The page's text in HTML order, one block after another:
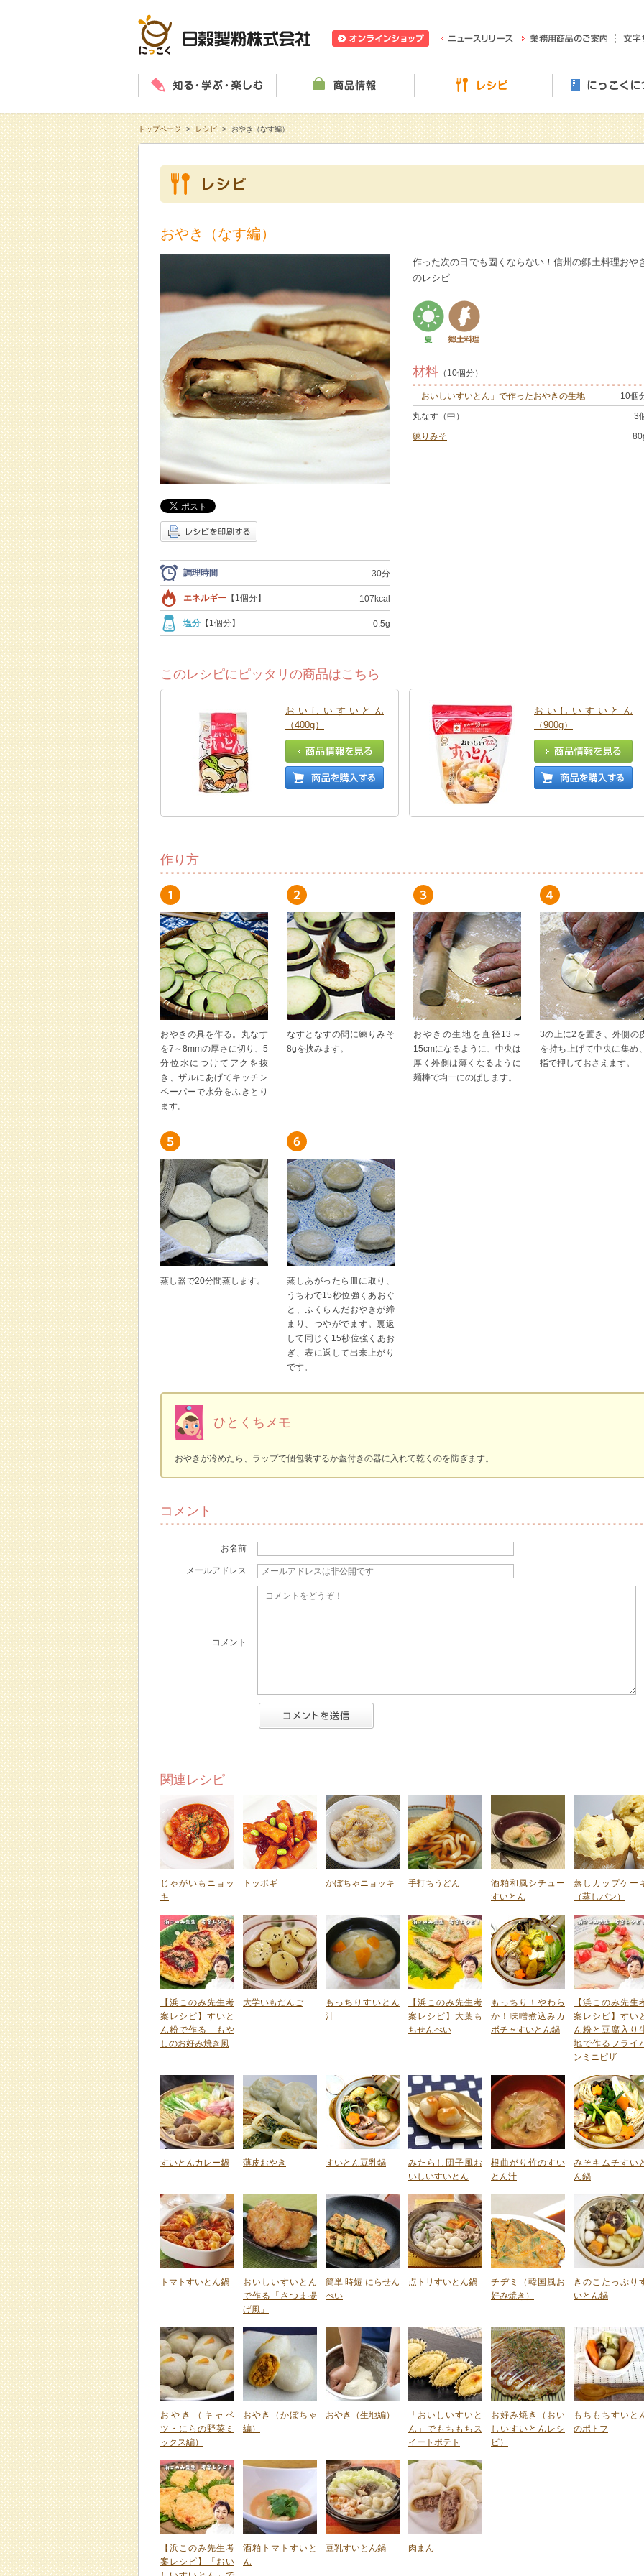
ニュースリリース
業務用
知る・学ぶ・楽しむ レシピ
トップページ > レシピ > おやき（なす編）
おやき（なす編）
調理時間 30分
エネルギー 【1個分】 107kcal
塩分 【1個分】 0.5g
作った次の日でも固くならない！信州の郷土料理おや
のレシピ
材料 （10個分）
「おいしいすいとん」で作ったおやきの生地
10個
丸なす（中）
3
練りみそ
このレシピにピッタリの商品はこちら
おいしいすいとん
（400g）
おいしいすいとん
（900g）
作り方
おやきの具を作る。丸なす
を7～8mmの厚さに切り、5
分位水につけてアクを抜
き、ザルにあげてキッチン
ペーパーで水分をふきとり
ます。
なすとなすの間に練りみそ
8gを挟みます。
おやきの生地を直径13～
15cmになるように、中央は
厚く外側は薄くなるように
麺棒で均一にのばします。
3の上に2を置き、外側の
を持ち上げて中央に集め
指で押しておさえます。
蒸し器で20分間蒸します。
蒸しあがったら皿に取り、
うちわで15秒位強くあおぐ
と、ふくらんだおやきが締
まり、つやがでます。裏返
して同じく15秒位強くあお
ぎ、表に返して出来上がり
です。
ひとくちメモ
おやきが冷めたら、ラップで個包装するか蓋付きの器に入れて乾くのを防ぎます。
コメント
お名前
メールアドレス
コメント
関連レシピ
じゃがいもニョッ
キ
トッポギ かぼちゃニョッキ 手打ちうどん
酒粕和風シチュー
すいとん
蒸しカップケー
（蒸しパン）
【浜このみ先生考
案レシピ】すいと
ん粉で作る もや
しのお好み焼き風
大学いもだんご
もっちりすいとん
汁
【浜このみ先生考
案レシピ】大葉も
ちせんべい
もっちり！やわら
か！味噌煮込みカ
ボチャすいとん鍋
【浜このみ先生
案レシピ】すい
ん粉と豆腐入り
地で作るフライ
ンミニピザ
すいとんカレー鍋 薄皮おやき すいとん豆乳鍋
みたらし団子風お
いしいすいとん
根曲がり竹のすい
とん汁
みそキムチすい
ん鍋
トマトすいとん鍋
おいしいすいとん
で作る「さつま揚
げ風」
簡単 時短 にらせん
べい
点トリすいとん鍋
チヂミ（韓国風お
好み焼き）
きのこたっぷり
いとん鍋
おやき（キャベ
ツ・にらの野菜ミ
ックス編）
おやき（かぼちゃ
編）
おやき（生地編）
「おいしいすいと
ん」でもちもちス
イートポテト
お好み焼き（おい
しいすいとんレシ
ピ）
もちもちすいと
のポトフ
【浜このみ先生考
案レシピ】「おい
酒粕トマトすいと
ん
豆乳すいとん鍋 肉まん